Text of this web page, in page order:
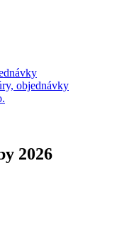
objednávky
2026